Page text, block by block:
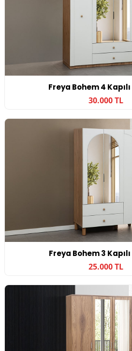
Freya Bohem 4
30.000 TL
Freya Bohem 3
25.000 TL